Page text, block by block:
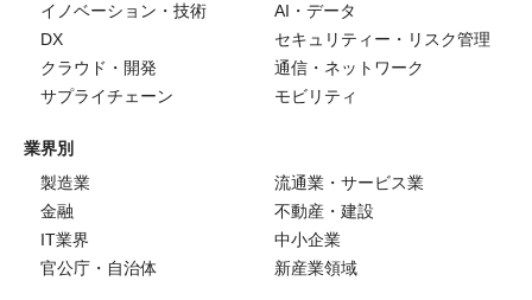
イノベーション・技術
AI・データ
DX
セキュリティー・リスク管理
クラウド・開発
通信・ネットワーク
サプライチェーン
モビリティ
業界別
製造業
流通業・サービス業
金融
不動産・建設
IT業界
中小企業
官公庁・自治体
新産業領域